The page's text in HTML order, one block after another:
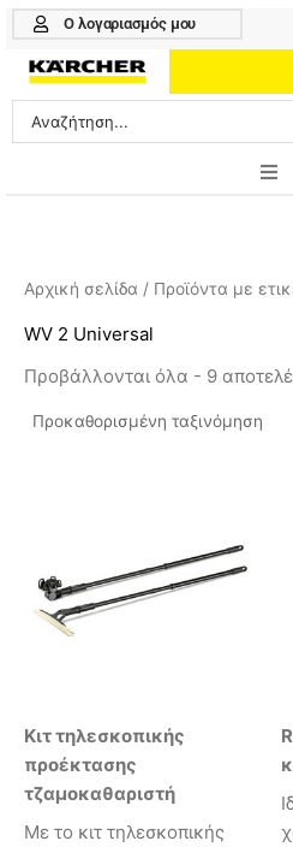
Μετάβαση
περιεχόμενο
Ο λογαριασμός μου
Search
...
PROFESSIONAL
ΑΞΕΣΟΥΑΡ
ΚΑΘΑΡΙΣΤΙΚΑ
Αρχική σελίδα / Προϊόντα με
WV 2 Universal
Προβάλλονται όλα - 9
Kιτ τηλεσκοπικής
προέκτασης
τζαμοκαθαριστή
Με το κιτ τηλεσκοπικής